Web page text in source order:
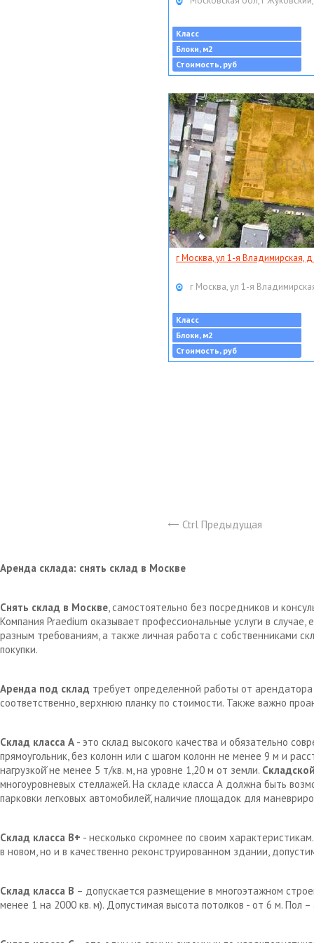
Класс
Блоки, м2
Стоимость, руб
г Москва, ул 1-я Владимирская, д
г Москва, ул 1-я
Класс
Блоки, м2
Стоимость, руб
Ctrl Предыдущая
Аренда склада: снять склад в Москве
Снять склад в Москве, самостоятельно без посредников и
Компания Praedium оказывает профессиональные услуги в
разным требованиям, а также личная работа с собственниками
покупки.
Аренда под склад требует определенной работы от
соответственно, верхнюю планку по стоимости. Также важно
Склад класса А - это склад высокого качества и обязательно
прямоугольник, без колонн или с шагом колонн не менее 9 м и
нагрузкой̆ не менее 5 т/кв. м, на уровне 1,20 м от земли.
многоуровневых стеллажей. На складе класса А должна быть
парковки легковых автомобилей̆, наличие площадок для
Склад класса В+ - несколько скромнее по своим
в новом, но и в качественно реконструированном здании,
Склад класса В – допускается размещение в многоэтажном
менее 1 на 2000 кв. м). Допустимая высота потолков - от 6 м. Пол